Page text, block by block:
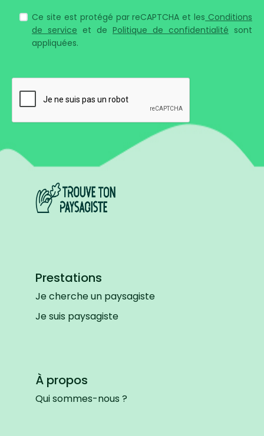
Ce site est protégé par reCAPTCHA et les Conditions
de service et de Politique de confidentialité sont
appliquées.
Prestations
Je cherche un paysagiste
Je suis paysagiste
À propos
Qui sommes-nous ?